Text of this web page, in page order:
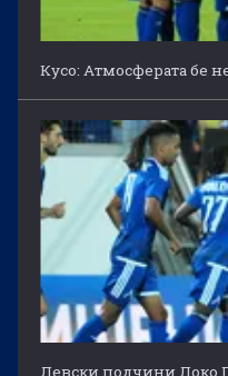
Кусо: Атмосферата бе
Левски подчини Локо